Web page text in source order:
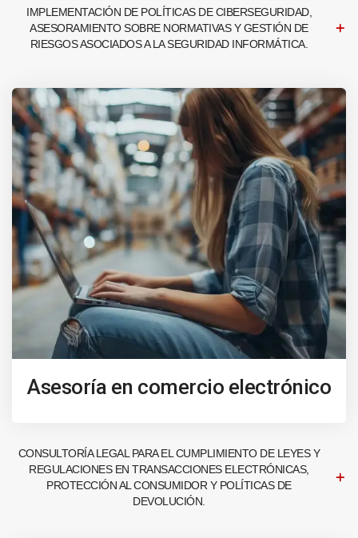
IMPLEMENTACIÓN DE POLÍTICAS DE CIBERSEGURIDAD,
ASESORAMIENTO SOBRE NORMATIVAS Y GESTIÓN DE
RIESGOS ASOCIADOS A LA SEGURIDAD INFORMÁTICA.
Asesoría en comercio electrónico
CONSULTORÍA LEGAL PARA EL CUMPLIMIENTO DE LEYES Y
REGULACIONES EN TRANSACCIONES ELECTRÓNICAS,
PROTECCIÓN AL CONSUMIDOR Y POLÍTICAS DE
DEVOLUCIÓN.